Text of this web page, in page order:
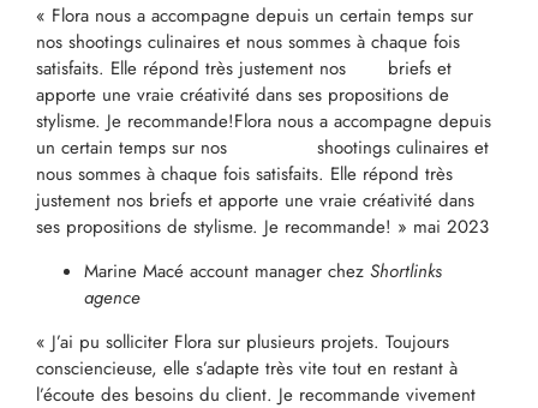
« Flora nous a accompagne depuis un certain temps sur
nos shootings culinaires et nous sommes à chaque fois
satisfaits. Elle répond très justement nos briefs et
apporte une vraie créativité dans ses propositions de
stylisme. Je recommande!Flora nous a accompagne depuis
un certain temps sur nos shootings culinaires et
nous sommes à chaque fois satisfaits. Elle répond très
justement nos briefs et apporte une vraie créativité dans
ses propositions de stylisme. Je recommande! » mai 2023
Marine Macé account manager chez Shortlinks
agence
« J’ai pu solliciter Flora sur plusieurs projets. Toujours
consciencieuse, elle s’adapte très vite tout en restant à
l’écoute des besoins du client. Je recommande vivement